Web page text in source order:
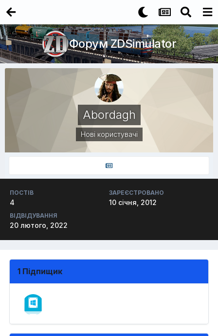
Форум ZDSimulator
Abordagh
Нові користувачі
ПОСТІВ
4
ЗАРЕЄСТРОВАНО
10 січня, 2012
ВІДВІДУВАННЯ
20 лютого, 2022
1 Підпищик